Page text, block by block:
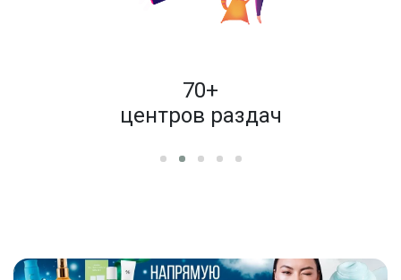
70+
центров раздач